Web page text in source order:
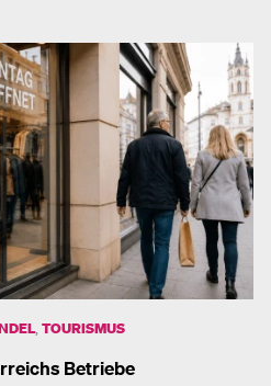
, TOURISMUS
Betriebe